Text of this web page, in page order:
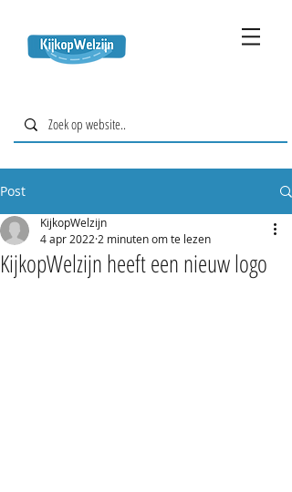
Post
KijkopWelzijn heeft een nieuw logo
KijkopWelzijn
4 apr 2022 2 minuten om te lezen